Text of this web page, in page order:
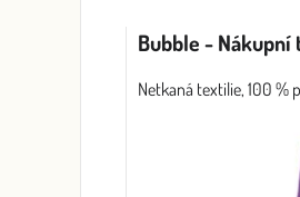
Bubble - Nákupní
Netkaná textilie, 100 %